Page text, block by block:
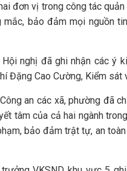
đơn vị trong công tác
bảo đảm mọi nguồn
nghị đã ghi nhận các ý
Đặng Cao Cường, Kiểm sát
an các xã, phường đã
tâm của cả hai ngành
bảo đảm trật tự, an